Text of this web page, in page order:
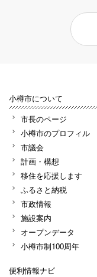
小樽市について
市長のページ
小樽市のプロフィル
市議会
計画・構想
移住を応援します
ふるさと納税
市政情報
施設案内
オープンデータ
小樽市制100周年
便利情報ナビ